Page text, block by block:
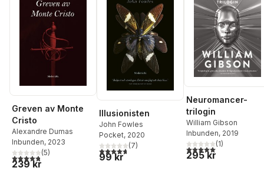
Greven av Monte
Cristo
Alexandre Dumas
Inbunden, 2023
4,8utav 5 stjärnor. Totalt antal röster:
(5)
239 kr
Illusionisten
John Fowles
Pocket, 2020
4,7utav 5 stjärnor. Totalt antal röster:
(7)
99 kr
Neuromancer-
trilogin
William Gibson
Inbunden, 2019
5,0utav 5 stjärnor.
(1)
295 kr